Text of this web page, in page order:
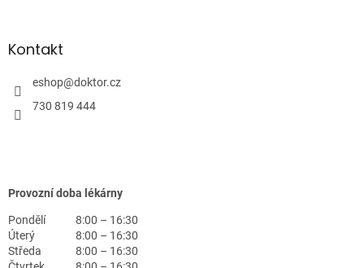
Kontakt
eshop@doktor.cz
730 819 444
Provozní doba lékárny
Pondělí
8:00 – 16:30
Úterý
8:00 – 16:30
Středa
8:00 – 16:30